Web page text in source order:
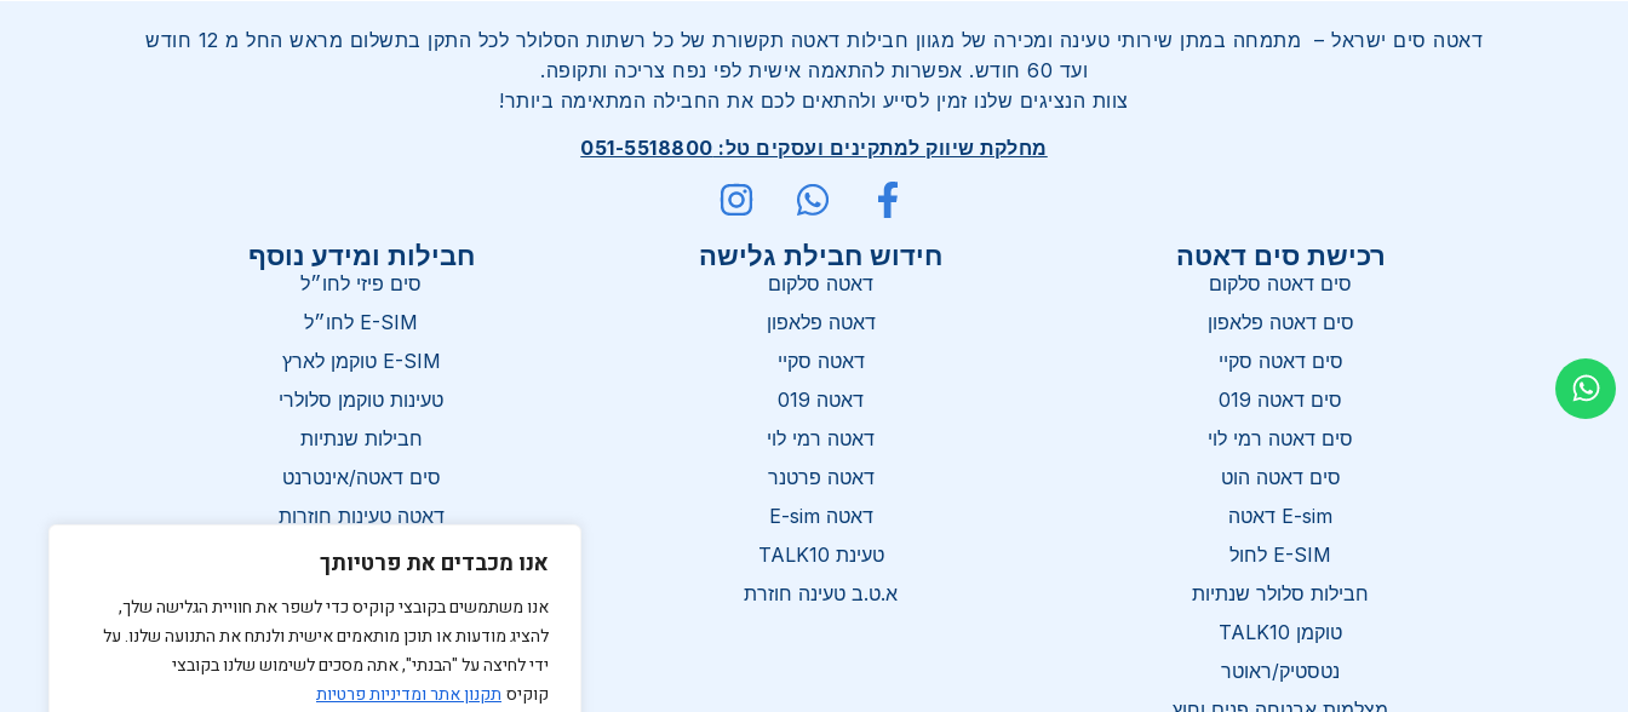
אנו מכבדים את פרטיותך
אנו משתמשים בקובצי קוקיס כדי לשפר את חוויית הגלישה שלך,
להציג מודעות או תוכן מותאמים אישית ולנתח את התנועה שלנו. על
ידי לחיצה על "הבנתי", אתה מסכים לשימוש שלנו בקובצי
קוקיס תקנון אתר ומדיניות פרטיות
דאטה סים ישראל – מתמחה במתן שירותי טעינה ומכירה של מגוון חבילות דאטה תקשורת של כל רשתות הסלולר לכל התקן בתשלום מראש החל מ 12 חודש
ועד 60 חודש. אפשרות להתאמה אישית לפי נפח צריכה ותקופה.
צוות הנציגים שלנו זמין לסייע ולהתאים לכם את החבילה המתאימה ביותר!
מחלקת שיווק למתקינים ועסקים טל: 051-5518800
רכישת סים דאטה
סים דאטה סלקום
סים דאטה פלאפון
סים דאטה סקיי
סים דאטה 019
סים דאטה רמי לוי
סים דאטה הוט
E-sim דאטה
E-SIM לחול
חבילות סלולר שנתיות
טוקמן TALK10
נטסטיק/ראוטר
חידוש חבילת גלישה
דאטה סלקום
דאטה פלאפון
דאטה סקיי
דאטה 019
דאטה רמי לוי
דאטה פרטנר
דאטה E-sim
טעינת TALK10
א.ט.ב טעינה חוזרת
חבילות ומידע נוסף
סים פיזי לחו״ל
E-SIM לחו״ל
E-SIM טוקמן לארץ
טעינות טוקמן סלולרי
חבילות שנתיות
סים דאטה/אינטרנט
דאטה טעינות חוזרות
תקנון האתר
צרו קשר